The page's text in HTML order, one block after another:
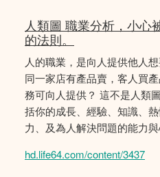
人類圖 職業分析，小心
的法則。
人的職業，是向人提供他人
同一家店有產品賣，客人買
務可向人提供？ 這不是人類
括你的成長、經驗、知識、
力、及為人解決問題的能力與
hd.life64.com/content/3437